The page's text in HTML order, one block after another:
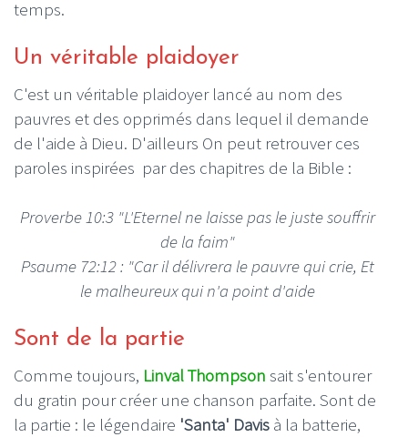
temps.
Un véritable plaidoyer
C'est un véritable plaidoyer lancé au nom des
pauvres et des opprimés dans lequel il demande
de l'aide à Dieu. D'ailleurs On peut retrouver ces
paroles inspirées par des chapitres de la Bible :
Proverbe 10:3 "L'Eternel ne laisse pas le juste souffrir
de la faim"
Psaume 72:12 : "Car il délivrera le pauvre qui crie, Et
le malheureux qui n'a point d'aide
Sont de la partie
Comme toujours, Linval Thompson sait s'entourer
du gratin pour créer une chanson parfaite. Sont de
la partie : le légendaire 'Santa' Davis à la batterie,